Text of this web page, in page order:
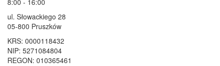
8:00 - 16:00
ul. Słowackiego 28
05-800 Pruszków
KRS: 0000118432
NIP: 5271084804
REGON: 010365461